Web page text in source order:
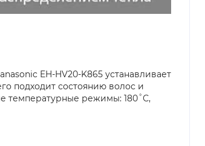
EH-HV20-K865 устанавливает
подходит состоянию волос и
температурные режимы: 180˚С,